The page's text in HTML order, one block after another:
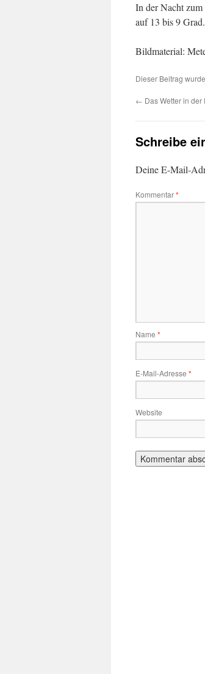
In der Nacht
auf 13 bis 9 Grad.
Bildmaterial:
Dieser Beitrag
← Das Wetter in
Schreibe
Deine E-Mail-
Kommentar*
Name *
E-Mail-Adresse *
Website